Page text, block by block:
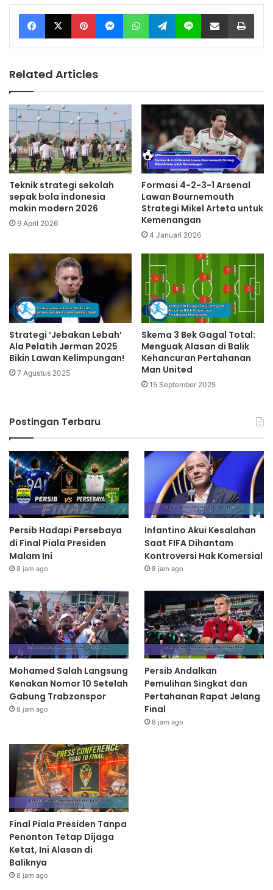
Facebook X Pinterest Messenger WhatsApp Telegram Line Share via Email
Related Articles
Teknik strategi sekolah
sepak bola indonesia
makin modern 2026
9 April 2026
Formasi 4-2-3-1 Arsenal
Lawan Bournemouth
Strategi Mikel Arteta untuk
Kemenangan
4 Januari 2026
Strategi ‘Jebakan Lebah’
Ala Pelatih Jerman 2025
Bikin Lawan Kelimpungan!
7 Agustus 2025
Skema 3 Bek Gagal Total:
Menguak Alasan di Balik
Kehancuran Pertahanan
Man United
15 September 2025
Postingan Terbaru
Persib Hadapi Persebaya
di Final Piala Presiden
Malam Ini
8 jam ago
Infantino Akui Kesalahan
Saat FIFA Dihantam
Kontroversi Hak Komersial
8 jam ago
Mohamed Salah Langsung
Kenakan Nomor 10 Setelah
Gabung Trabzonspor
8 jam ago
Persib Andalkan
Pemulihan Singkat dan
Pertahanan Rapat Jelang
Final
8 jam ago
Final Piala Presiden Tanpa
Penonton Tetap Dijaga
Ketat, Ini Alasan di
Baliknya
8 jam ago